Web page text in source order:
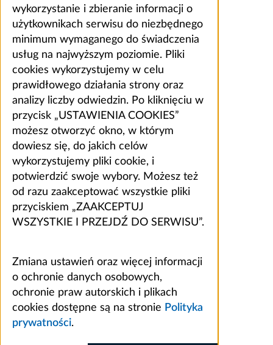
wykorzystanie i zbieranie informacji o
użytkownikach serwisu do niezbędnego
minimum wymaganego do świadczenia
usług na najwyższym poziomie. Pliki
cookies wykorzystujemy w celu
prawidłowego działania strony oraz
analizy liczby odwiedzin. Po kliknięciu w
przycisk „USTAWIENIA COOKIES”
możesz otworzyć okno, w którym
dowiesz się, do jakich celów
wykorzystujemy pliki cookie, i
potwierdzić swoje wybory. Możesz też
od razu zaakceptować wszystkie pliki
przyciskiem „ZAAKCEPTUJ
WSZYSTKIE I PRZEJDŹ DO SERWISU”.
Zmiana ustawień oraz więcej informacji
o ochronie danych osobowych,
ochronie praw autorskich i plikach
cookies dostępne są na stronie Polityka
prywatności.